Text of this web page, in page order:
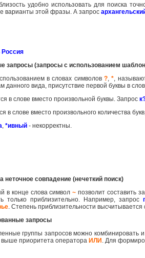
удобно использовать для поиска
варианты этой фразы. А запрос
запросы (запросы с использованием
в словах символов ?,*,
данного вида, присутствие первой буквы в
в слове вместо произвольной буквы. Запрос
в слове вместо произвольного количества
,*ивный - некорректны.
неточное совпадение (нечеткий поиск)
в конце слова символ ~ позволит составить
только приблизительно. Например, запрос
. Степень приблизительности
запросы
группы запросов можно комбинировать
выше приоритета оператораИЛИ. Для